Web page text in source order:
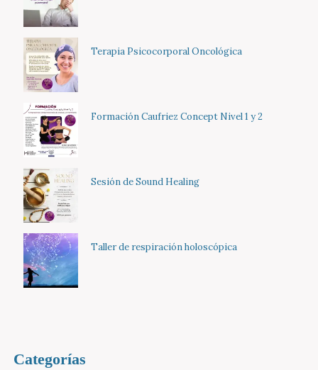
Terapia Psicocorporal Oncológica
Formación Caufriez Concept Nivel 1 y 2
Sesión de Sound Healing
Taller de respiración holoscópica
Categorías